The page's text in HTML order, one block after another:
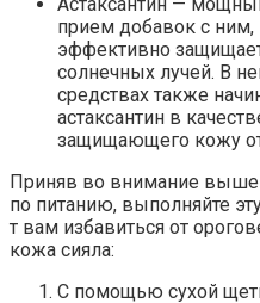
прием добавок с ним,
эффективно
солнечных лучей. В
средствах также
астаксантин в
защищающего кожу
Приняв во внимание
по питанию, выполняйте
т вам избавиться от
кожа сияла:
С помощью сухой